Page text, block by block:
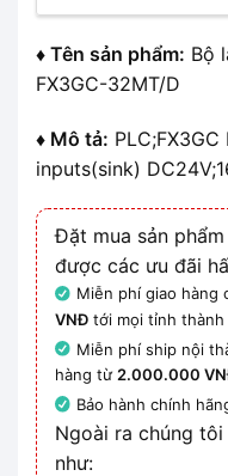
♦ Tên sản phẩm: Bộ
FX3GC-32MT/D
♦ Mô tả:
inputs(sink)
Đặt mua sản
được các ưu đãi
Miễn phí giao
VNĐ tới mọi tỉnh thành
Miễn phí ship nội
hàng từ2.000.000
Bảo hành chính
Ngoài ra chúng
như: